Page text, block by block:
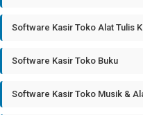
Software Kasir Toko Alat Tulis
Software Kasir Toko Buku
Software Kasir Toko Musik &